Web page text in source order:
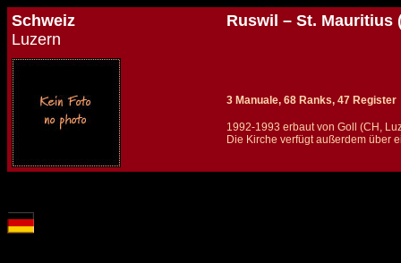
Schweiz
Luzern
Ruswil – St. Mauritius
3 Manuale, 68 Ranks, 47 Register
1992-1993 erbaut von Goll (CH,
Die Kirche verfügt außerdem über